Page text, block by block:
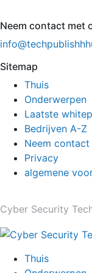
Neem contact met
Sitemap
Thuis
Onderwerpen
Laatste
Bedrijven A-Z
Neem
Privacy
algemene
Cyber ​​Security
Thuis